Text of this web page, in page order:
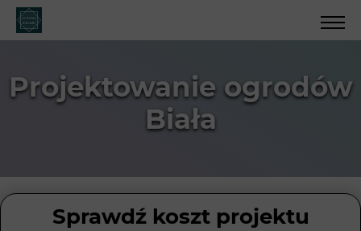
Projektowanie ogrodów
Biała
Sprawdź koszt projektu